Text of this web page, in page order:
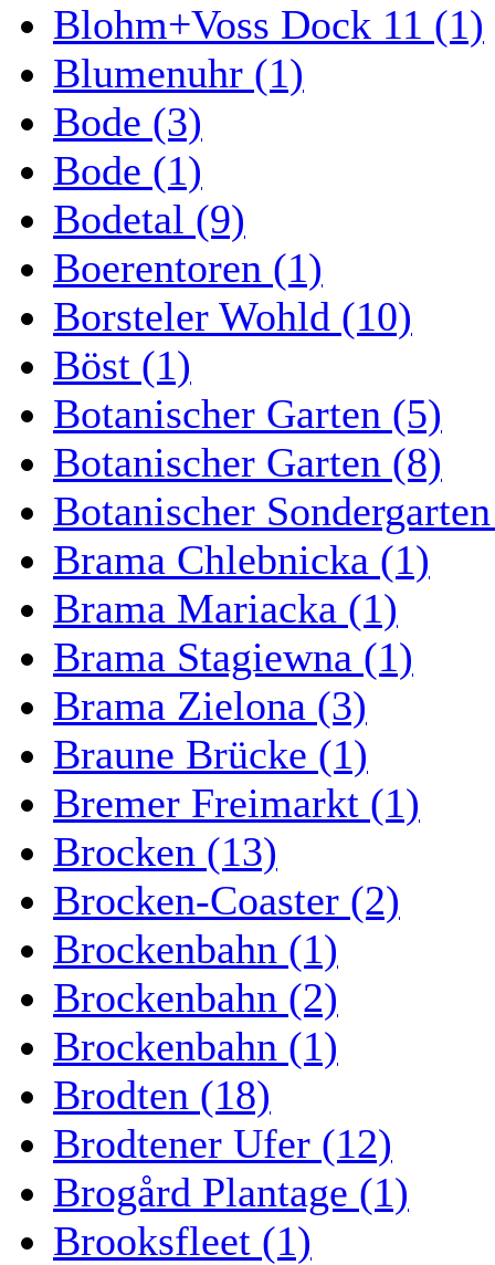
Blohm+Voss Dock 11 (1)
Blumenuhr (1)
Bode (3)
Bode (1)
Bodetal (9)
Boerentoren (1)
Borsteler Wohld (10)
Böst (1)
Botanischer Garten (5)
Botanischer Garten (8)
Botanischer
Brama Chlebnicka (1)
Brama Mariacka (1)
Brama Stagiewna (1)
Brama Zielona (3)
Braune Brücke (1)
Bremer Freimarkt (1)
Brocken (13)
Brocken-Coaster (2)
Brockenbahn (1)
Brockenbahn (2)
Brockenbahn (1)
Brodten (18)
Brodtener Ufer (12)
Brogård Plantage (1)
Brooksfleet (1)